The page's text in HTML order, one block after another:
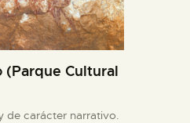
Cultural
de carácter narrativo.